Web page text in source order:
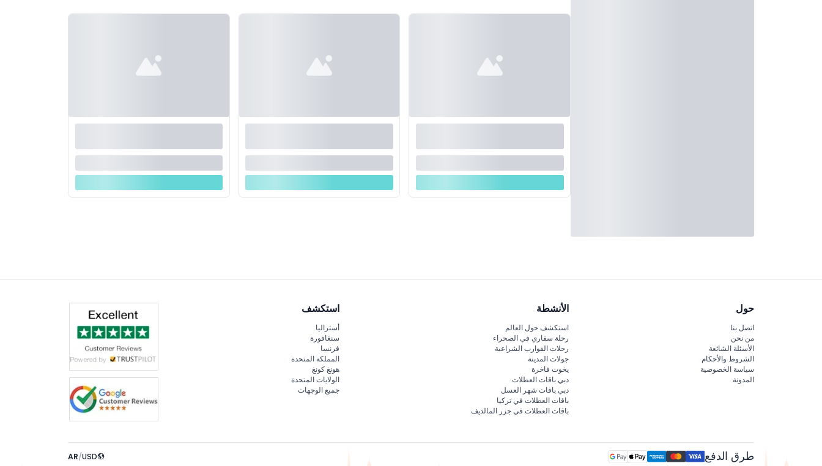
حول
اتصل بنا
من نحن
الأسئلة الشائعة
الشروط والأحكام
سياسة الخصوصية
المدونة
الأنشطة
استكشف حول العالم
رحلة سفاري في الصحراء
رحلات القوارب الشراعية
جولات المدينة
يخوت فاخرة
دبي باقات العطلات
دبي باقات شهر العسل
باقات العطلات في تركيا
باقات العطلات في جزر المالديف
استكشف
أستراليا
سنغافورة
فرنسا
المملكة المتحدة
هونغ كونغ
الولايات المتحدة
جميع الوجهات
طرق الدفع AR/USD